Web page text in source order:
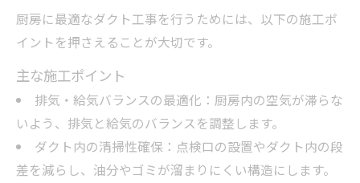
厨房に最適なダクト工事を行うためには、以下の施工ポ
イントを押さえることが大切です。
主な施工ポイント
排気・給気バランスの最適化：厨房内の空気が滞らな
いよう、排気と給気のバランスを調整します。
ダクト内の清掃性確保：点検口の設置やダクト内の段
差を減らし、油分やゴミが溜まりにくい構造にします。